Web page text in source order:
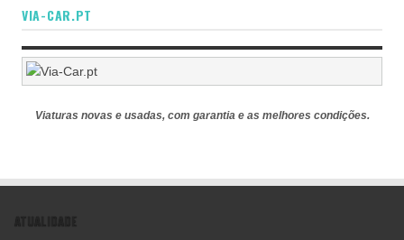
VIA-CAR.PT
Viaturas novas e usadas, com garantia e as melhores condições.
ATUALIDADE